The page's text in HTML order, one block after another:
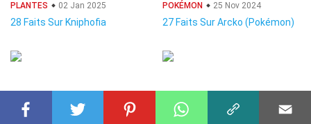
PLANTES 02 Jan 2025
28 Faits Sur Kniphofia
POKÉMON 25 Nov 2024
27 Faits Sur Arcko (Pokémon)